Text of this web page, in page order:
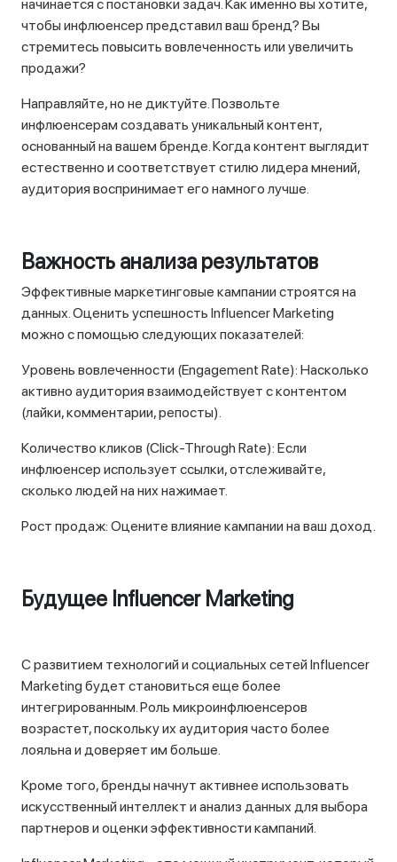
начинается с постановки задач. Как именно вы хотите,
чтобы инфлюенсер представил ваш бренд? Вы
стремитесь повысить вовлеченность или увеличить
продажи?
Направляйте, но не диктуйте. Позвольте
инфлюенсерам создавать уникальный контент,
основанный на вашем бренде. Когда контент выглядит
естественно и соответствует стилю лидера мнений,
аудитория воспринимает его намного лучше.
Важность анализа результатов
Эффективные маркетинговые кампании строятся на
данных. Оценить успешность Influencer Marketing
можно с помощью следующих показателей:
Уровень вовлеченности (Engagement Rate): Насколько
активно аудитория взаимодействует с контентом
(лайки, комментарии, репосты).
Количество кликов (Click-Through Rate): Если
инфлюенсер использует ссылки, отслеживайте,
сколько людей на них нажимает.
Рост продаж: Оцените влияние кампании на ваш доход.
Будущее Influencer Marketing
С развитием технологий и социальных сетей Influencer
Marketing будет становиться еще более
интегрированным. Роль микроинфлюенсеров
возрастет, поскольку их аудитория часто более
лояльна и доверяет им больше.
Кроме того, бренды начнут активнее использовать
искусственный интеллект и анализ данных для выбора
партнеров и оценки эффективности кампаний.